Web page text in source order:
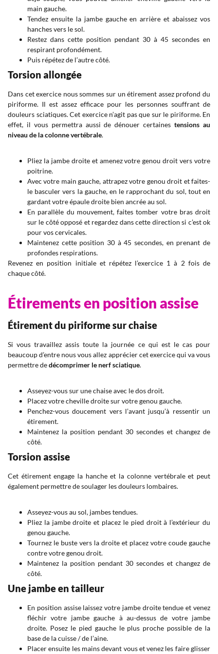
main gauche.
Tendez ensuite la jambe gauche en arrière et abaissez vos
hanches vers le sol.
Restez dans cette position pendant 30 à 45 secondes en
respirant profondément.
Puis répétez de l’autre côté.
Torsion allongée
Dans cet exercice nous sommes sur un étirement assez profond du
piriforme. Il est assez efficace pour les personnes souffrant de
douleurs sciatiques. Cet exercice n’agit pas que sur le piriforme. En
effet, il vous permettra aussi de dénouer certainestensions au
niveau de la colonne vertébrale.
Pliez la jambe droite et amenez votre genou droit vers votre
poitrine.
Avec votre main gauche, attrapez votre genou droit et faites-
le basculer vers la gauche, en le rapprochant du sol, tout en
gardant votre épaule droite bien ancrée au sol.
En parallèle du mouvement, faites tomber votre bras droit
sur le côté opposé et regardez dans cette direction si c’est ok
pour vos cervicales.
Maintenez cette position 30 à 45 secondes, en prenant de
profondes respirations.
Revenez en position initiale et répétez l’exercice 1 à 2 fois de
chaque côté.
Étirements en position assise
Étirement du piriforme sur chaise
Si vous travaillez assis toute la journée ce qui est le cas pour
beaucoup d’entre nous vous allez apprécier cet exercice qui va vous
permettre dedécomprimer le nerf sciatique.
Asseyez-vous sur une chaise avec le dos droit.
Placez votre cheville droite sur votre genou gauche.
Penchez-vous doucement vers l’avant jusqu’à ressentir un
étirement.
Maintenez la position pendant 30 secondes et changez de
côté.
Torsion assise
Cet étirement engage la hanche et la colonne vertébrale et peut
également permettre de soulager les douleurs lombaires.
Asseyez-vous au sol, jambes tendues.
Pliez la jambe droite et placez le pied droit à l’extérieur du
genou gauche.
Tournez le buste vers la droite et placez votre coude gauche
contre votre genou droit.
Maintenez la position pendant 30 secondes et changez de
côté.
Une jambe en tailleur
En position assise laissez votre jambe droite tendue et venez
fléchir votre jambe gauche à au-dessus de votre jambe
droite. Posez le pied gauche le plus proche possible de la
base de la cuisse / de l’aine.
Placer ensuite les mains devant vous et venez les faire glisser